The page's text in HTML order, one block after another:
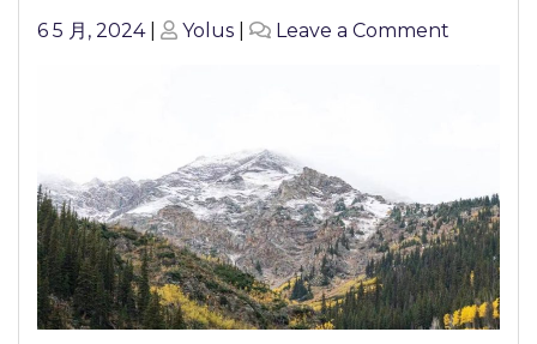
Posted
6 5 月, 2024| Posted
Yolus Leave a Comment
机
收
不
到
验